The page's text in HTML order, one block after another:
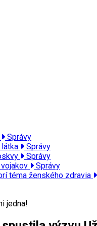
Správy
Správy
Správy
Správy
téma ženského zdravia
jedna!